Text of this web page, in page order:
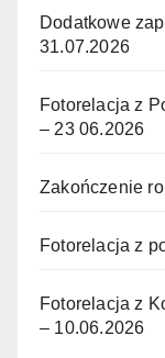
Dodatkowe
31.07.2026
Fotorelacja z
– 23 06.2026
Zakończenie
Fotorelacja z
Fotorelacja z
– 10.06.2026